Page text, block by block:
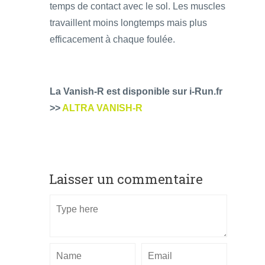
temps de contact avec le sol. Les muscles
travaillent moins longtemps mais plus
efficacement à chaque foulée.
La Vanish-R est disponible sur i-Run.fr
>>ALTRA VANISH-R
Laisser un commentaire